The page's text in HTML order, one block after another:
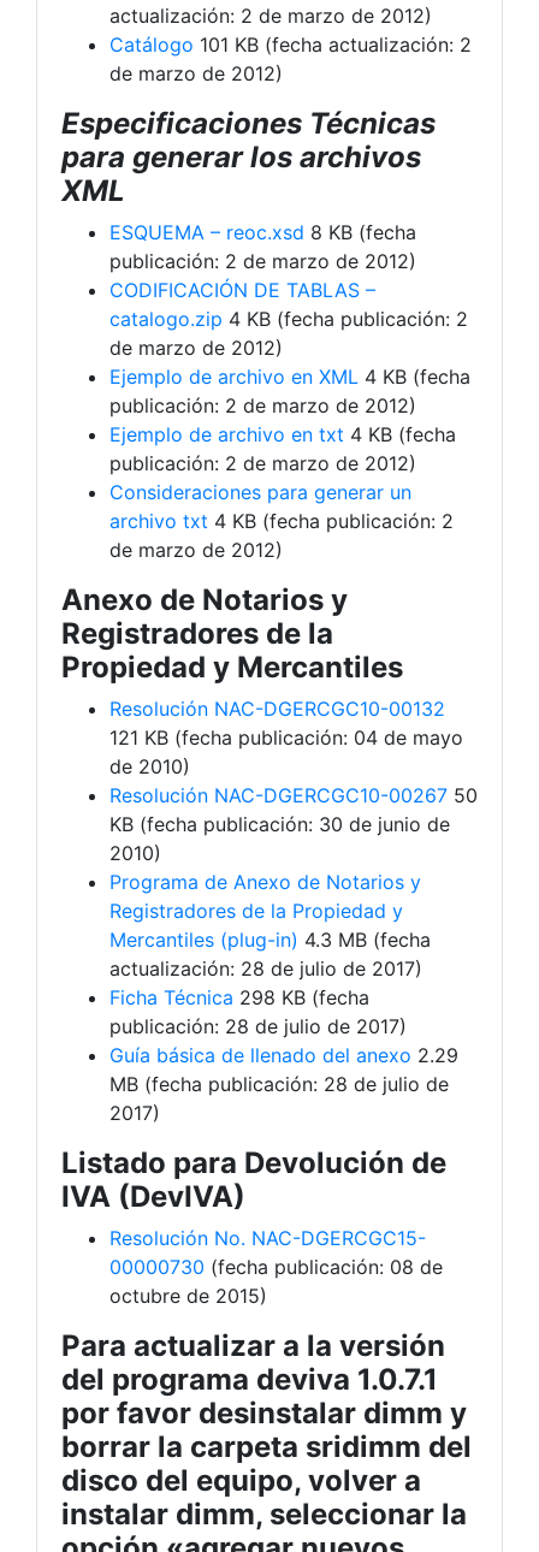
actualización: 2 de marzo de 2012)
Catálogo 101 KB (fecha actualización: 2
de marzo de 2012)
Especificaciones Técnicas
para generar los archivos
XML
ESQUEMA – reoc.xsd 8 KB (fecha
publicación: 2 de marzo de 2012)
CODIFICACIÓN DE TABLAS –
catalogo.zip 4 KB (fecha publicación: 2
de marzo de 2012)
Ejemplo de archivo en XML 4 KB (fecha
publicación: 2 de marzo de 2012)
Ejemplo de archivo en txt 4 KB (fecha
publicación: 2 de marzo de 2012)
Consideraciones para generar un
archivo txt 4 KB (fecha publicación: 2
de marzo de 2012)
Anexo de Notarios y
Registradores de la
Propiedad y Mercantiles
Resolución NAC-DGERCGC10-00132
121 KB (fecha publicación: 04 de mayo
de 2010)
Resolución NAC-DGERCGC10-00267 50
KB (fecha publicación: 30 de junio de
2010)
Programa de Anexo de Notarios y
Registradores de la Propiedad y
Mercantiles (plug-in) 4.3 MB (fecha
actualización: 28 de julio de 2017)
Ficha Técnica 298 KB (fecha
publicación: 28 de julio de 2017)
Guía básica de llenado del anexo 2.29
MB (fecha publicación: 28 de julio de
2017)
Listado para Devolución de
IVA (DevIVA)
Resolución No. NAC-DGERCGC15-
00000730 (fecha publicación: 08 de
octubre de 2015)
Para actualizar a la versión
del programa deviva 1.0.7.1
por favor desinstalar dimm y
borrar la carpeta sridimm del
disco del equipo, volver a
instalar dimm, seleccionar la